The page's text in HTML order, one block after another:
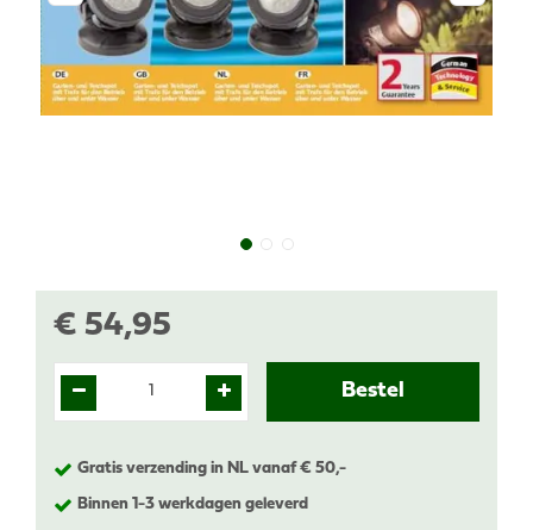
€ 54,95
Gratis verzending in NL vanaf € 50,-
Binnen 1-3 werkdagen geleverd